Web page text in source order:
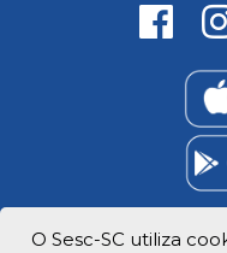
O Sesc-SC utiliza